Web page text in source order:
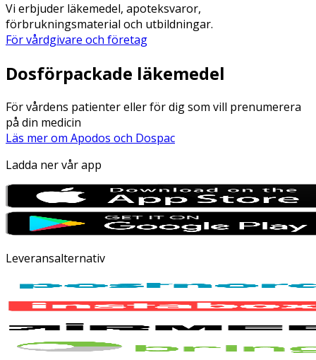
Vi erbjuder läkemedel, apoteksvaror,
förbrukningsmaterial och utbildningar.
För vårdgivare och företag
Dosförpackade läkemedel
För vårdens patienter eller för dig som vill prenumerera
på din medicin
Läs mer om Apodos och Dospac
Ladda ner vår app
Leveransalternativ